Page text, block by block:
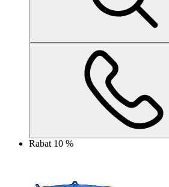
Rabat 10 %